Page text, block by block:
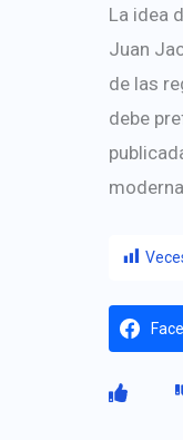
La idea
Juan
de las
debe